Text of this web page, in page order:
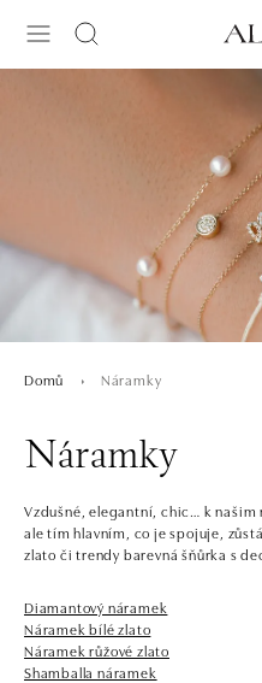
Domů Náramky
Náramky
Vzdušné, elegantní, chic… k našim
ale tím hlavním, co je spojuje,
zlato či trendy barevná šňůrka s
Diamantový náramek
Náramek bílé zlato
Náramek růžové zlato
Shamballa náramek